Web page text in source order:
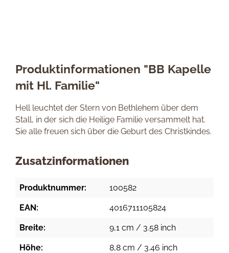
Produktinformationen "BB Kapelle
mit Hl. Familie"
Hell leuchtet der Stern von Bethlehem über dem
Stall, in der sich die Heilige Familie versammelt hat.
Sie alle freuen sich über die Geburt des Christkindes.
Zusatzinformationen
Produktnummer: 100582
EAN: 4016711105824
Breite: 9,1 cm / 3.58 inch
Höhe: 8,8 cm / 3.46 inch